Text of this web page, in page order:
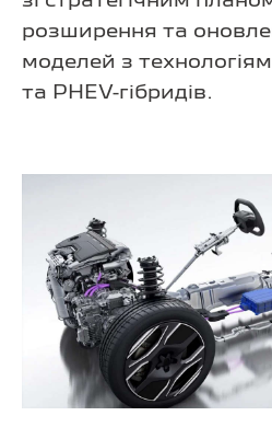
розширення та
моделей з
та PHEV-гібридів.